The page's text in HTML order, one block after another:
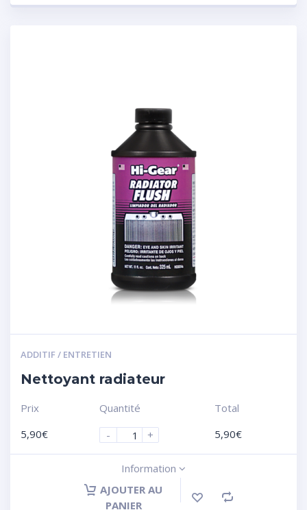
ADDITIF / ENTRETIEN
Nettoyant radiateur
Prix
5,90€
Quantité
-
+
Total
5,90€
Information
AJOUTER AU
PANIER